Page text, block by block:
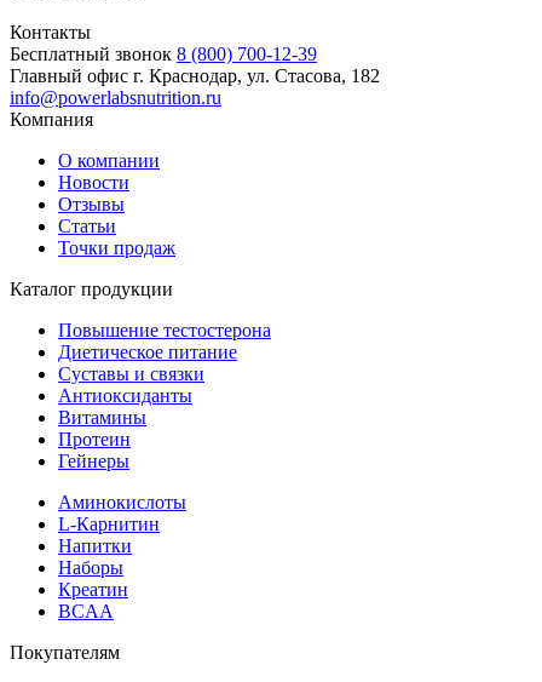
Контакты
Бесплатный звонок 8 (800) 700-12-39
Главный офис г. Краснодар, ул. Стасова, 182
info@powerlabsnutrition.ru
Компания
О компании
Новости
Отзывы
Статьи
Точки продаж
Каталог продукции
Повышение тестостерона
Диетическое питание
Суставы и связки
Антиоксиданты
Витамины
Протеин
Гейнеры
Аминокислоты
L-Карнитин
Напитки
Наборы
Креатин
BCAA
Покупателям